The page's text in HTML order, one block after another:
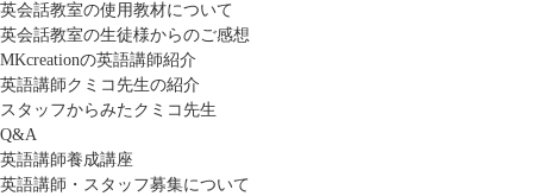
英会話教室の使用教材について
英会話教室の生徒様からのご感想
MKcreationの英語講師紹介
英語講師クミコ先生の紹介
スタッフからみたクミコ先生
Q&A
英語講師養成講座
英語講師・スタッフ募集について